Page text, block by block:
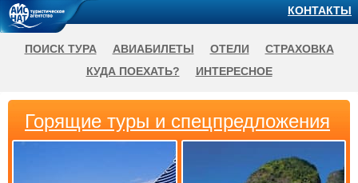
Горящие туры и спецпредложения
КОНТАКТЫ
ПОИСК ТУРА АВИАБИЛЕТЫ ОТЕЛИ
СТРАХОВКА
КУДА ПОЕХАТЬ?
ИНТЕРЕСНОЕ